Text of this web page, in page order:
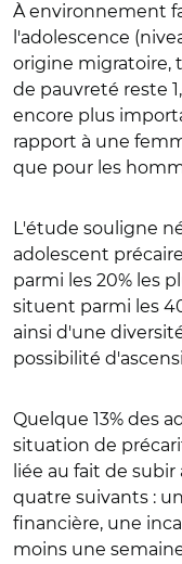
À environnement
l'adolescence
origine migratoire,
de pauvreté reste
encore plus
rapport à une
que pour les
L'étude souligne
adolescent
parmi les 20% les
situent parmi les
ainsi d'une
possibilité
Quelque 13% des
situation de
liée au fait de
quatre suivants :
financière, une
moins une